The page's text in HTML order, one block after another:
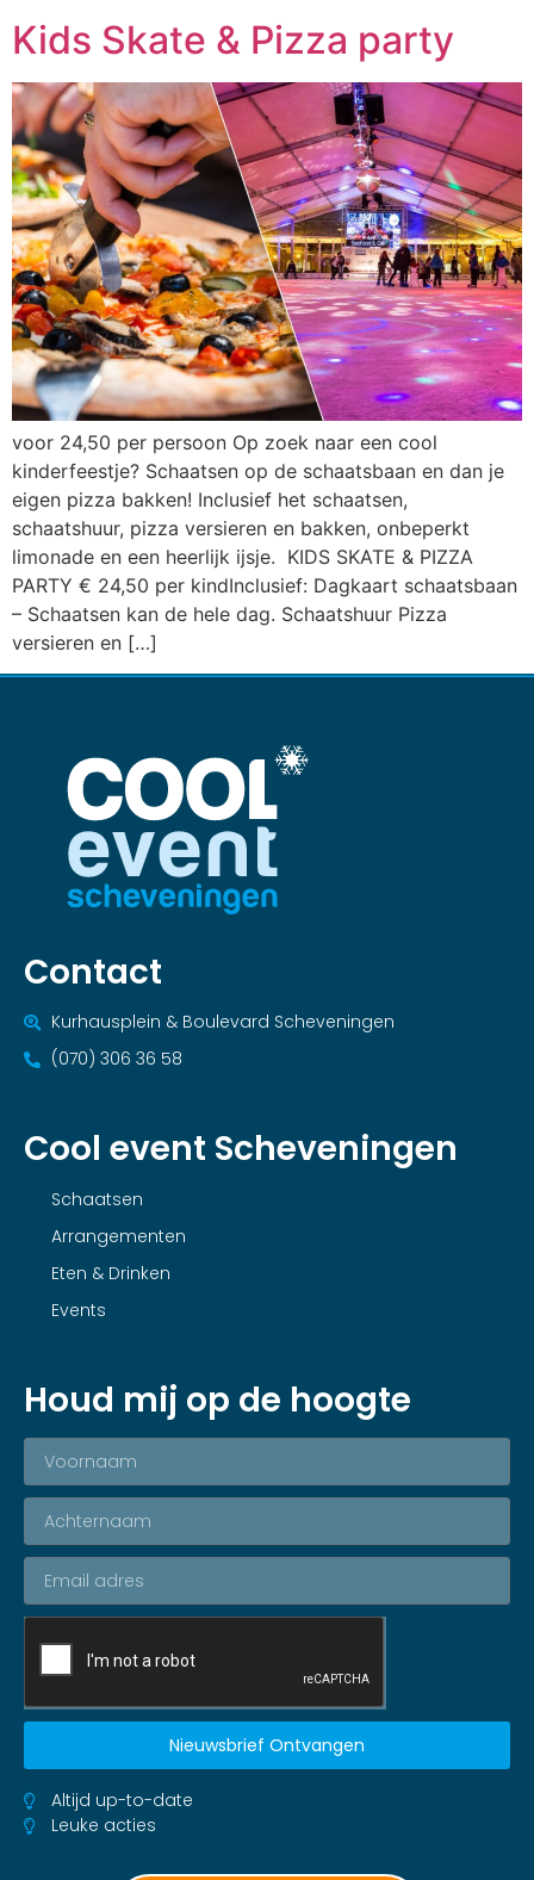
Kids Skate & Pizza party
voor 24,50 per persoon Op zoek naar een cool
kinderfeestje? Schaatsen op de schaatsbaan en dan je
eigen pizza bakken! Inclusief het schaatsen,
schaatshuur, pizza versieren en bakken, onbeperkt
limonade en een heerlijk ijsje. KIDS SKATE & PIZZA
PARTY € 24,50 per kindInclusief: Dagkaart schaatsbaan
– Schaatsen kan de hele dag. Schaatshuur Pizza
versieren en […]
Contact
Kurhausplein & Boulevard Scheveningen
(070) 306 36 58
Cool event Scheveningen
Schaatsen
Arrangementen
Eten & Drinken
Events
Houd mij op de hoogte
Nieuwsbrief Ontvangen
Altijd up-to-date
Leuke acties